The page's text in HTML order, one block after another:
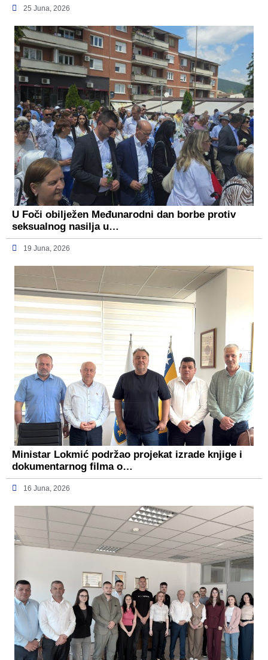
25 Juna, 2026
U Foči obilježen Međunarodni dan borbe protiv
seksualnog nasilja u…
19 Juna, 2026
Ministar Lokmić podržao projekat izrade knjige i
dokumentarnog filma o…
16 Juna, 2026